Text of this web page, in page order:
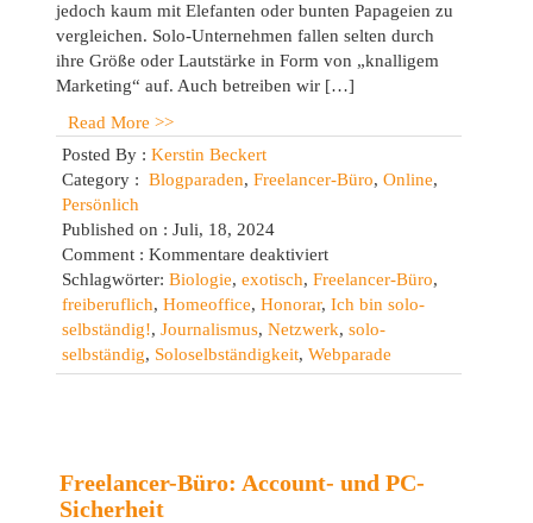
jedoch kaum mit Elefanten oder bunten Papageien zu
vergleichen. Solo-Unternehmen fallen selten durch
ihre Größe oder Lautstärke in Form von „knalligem
Marketing“ auf. Auch betreiben wir […]
Read More >>
Posted By : Kerstin Beckert
Category : Blogparaden, Freelancer-Büro, Online,
Persönlich
Published on : Juli, 18, 2024
Comment : Kommentare deaktiviertfür
Ich
bin
solo-
selbständig!
Mein
2024
Schlagwörter: Biologie, exotisch, Freelancer-Büro,
freiberuflich, Homeoffice, Honorar, Ich bin solo-
selbständig!, Journalismus, Netzwerk, solo-
selbständig, Soloselbständigkeit, Webparade
Freelancer-Büro: Account- und PC-
Sicherheit